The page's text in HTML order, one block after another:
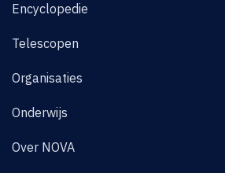
Encyclopedie
Telescopen
Organisaties
Onderwijs
Over NOVA